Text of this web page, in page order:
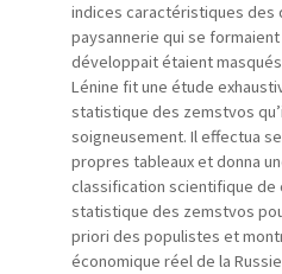
indices caractéristiques des
paysannerie qui se
développait étaient
Lénine fit une étude
statistique des zemstvos
soigneusement. Il effectua
propres tableaux et donna
classification scientifique de
statistique des zemstvos
priori des populistes et
économique réel de la